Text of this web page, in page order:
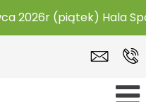
2026r (piątek) Hala